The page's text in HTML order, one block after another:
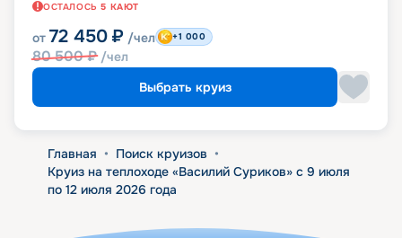
ОСТАЛОСЬ 5 КАЮТ
от 72 450 ₽ /чел
80 500₽ /чел
+1 000
Выбрать круиз
Главная • Поиск круизов •
Круиз на теплоходе «Василий Суриков» с 9 июля
по 12 июля 2026 года